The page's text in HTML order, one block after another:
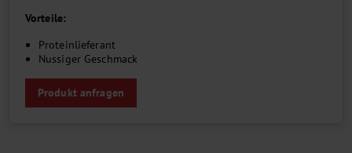
Vorteile:
Proteinlieferant
Nussiger Geschmack
Produkt anfragen